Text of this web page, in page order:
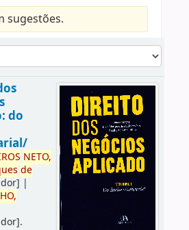
sugestões.
do
NETO,
de
|
.